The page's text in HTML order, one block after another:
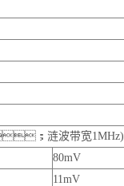
；涟波带宽1MHz)
80mV
11mV